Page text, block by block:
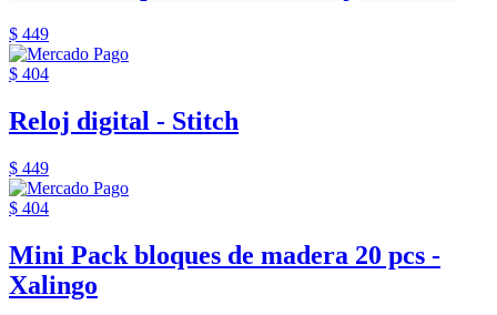
$ 449
$ 404
Reloj digital - Stitch
$ 449
$ 404
Mini Pack bloques de madera 20 pcs -
Xalingo